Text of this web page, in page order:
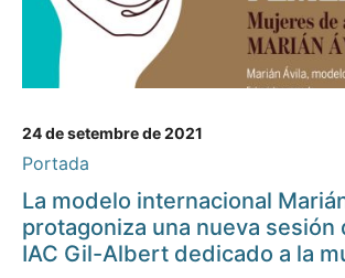
24 de setembre de 2021
Portada
La modelo internacional
protagoniza una nueva sesión
IAC Gil-Albert dedicado a la